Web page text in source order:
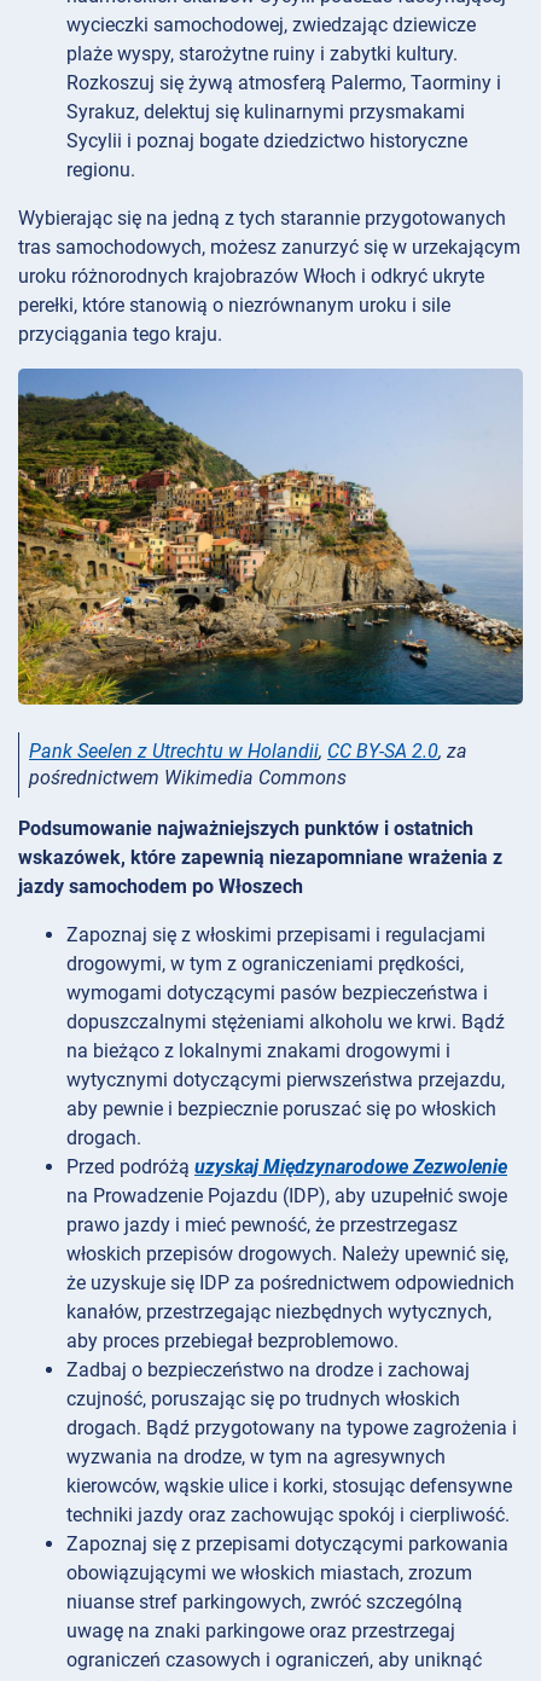
wycieczki samochodowej, zwiedzając dziewicze
plaże wyspy, starożytne ruiny i zabytki kultury.
Rozkoszuj się żywą atmosferą Palermo, Taorminy i
Syrakuz, delektuj się kulinarnymi przysmakami
Sycylii i poznaj bogate dziedzictwo historyczne
regionu.
Wybierając się na jedną z tych starannie przygotowanych
tras samochodowych, możesz zanurzyć się w urzekającym
uroku różnorodnych krajobrazów Włoch i odkryć ukryte
perełki, które stanowią o niezrównanym uroku i sile
przyciągania tego kraju.
Pank Seelen z Utrechtu w Holandii, CC BY-SA 2.0, za
pośrednictwem Wikimedia Commons
Podsumowanie najważniejszych punktów i ostatnich
wskazówek, które zapewnią niezapomniane wrażenia z
jazdy samochodem po Włoszech
Zapoznaj się z włoskimi przepisami i regulacjami
drogowymi, w tym z ograniczeniami prędkości,
wymogami dotyczącymi pasów bezpieczeństwa i
dopuszczalnymi stężeniami alkoholu we krwi. Bądź
na bieżąco z lokalnymi znakami drogowymi i
wytycznymi dotyczącymi pierwszeństwa przejazdu,
aby pewnie i bezpiecznie poruszać się po włoskich
drogach.
Przed podróżą uzyskaj Międzynarodowe Zezwolenie
na Prowadzenie Pojazdu (IDP), aby uzupełnić swoje
prawo jazdy i mieć pewność, że przestrzegasz
włoskich przepisów drogowych. Należy upewnić się,
że uzyskuje się IDP za pośrednictwem odpowiednich
kanałów, przestrzegając niezbędnych wytycznych,
aby proces przebiegał bezproblemowo.
Zadbaj o bezpieczeństwo na drodze i zachowaj
czujność, poruszając się po trudnych włoskich
drogach. Bądź przygotowany na typowe zagrożenia i
wyzwania na drodze, w tym na agresywnych
kierowców, wąskie ulice i korki, stosując defensywne
techniki jazdy oraz zachowując spokój i cierpliwość.
Zapoznaj się z przepisami dotyczącymi parkowania
obowiązującymi we włoskich miastach, zrozum
niuanse stref parkingowych, zwróć szczególną
uwagę na znaki parkingowe oraz przestrzegaj
ograniczeń czasowych i ograniczeń, aby uniknąć